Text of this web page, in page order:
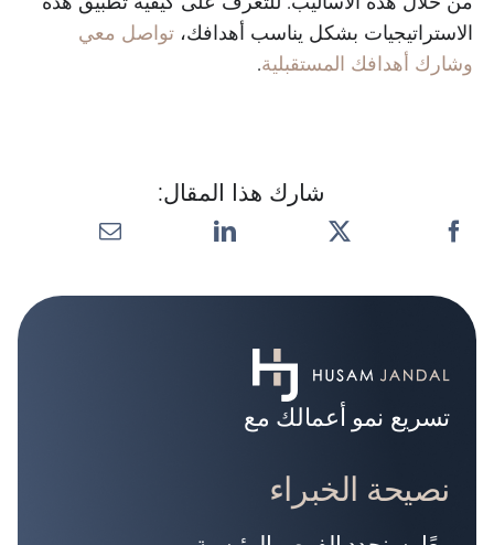
الاستراتيجيات بشكل يناسب أهدافك، تواصل معي
وشارك أهدافك المستقبلية.
شارك هذا المقال:
تسريع نمو أعمالك مع
نصيحة الخبراء